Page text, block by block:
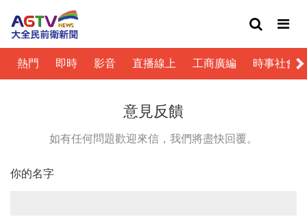
熱門 即時 影音 直播線上 工商廣編 時事社會
意見反饋
如有任何問題歡迎來信，我們將盡快回覆。
你的名字